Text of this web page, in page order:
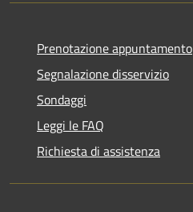
Prenotazione appuntamento
Segnalazione disservizio
Sondaggi
Leggi le FAQ
Richiesta di assistenza